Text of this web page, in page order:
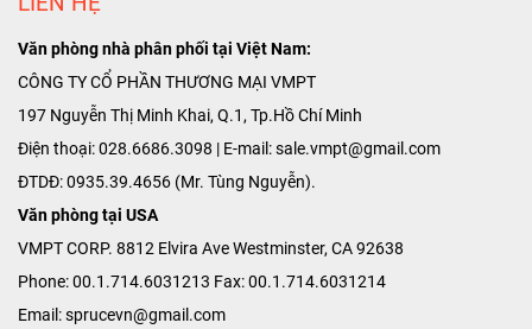
Văn phòng nhà phân phối tại Việt Nam:
CÔNG TY CỔ PHẦN THƯƠNG MẠI VMPT
197 Nguyễn Thị Minh Khai, Q.1, Tp.Hồ Chí Minh
Điện thoại: 028.6686.3098 | E-mail: sale.vmpt@gmail.com
ĐTDĐ: 0935.39.4656 (Mr. Tùng Nguyễn).
Văn phòng tại USA
VMPT CORP. 8812 Elvira Ave Westminster, CA 92638
Phone: 00.1.714.6031213 Fax: 00.1.714.6031214
Email: sprucevn@gmail.com